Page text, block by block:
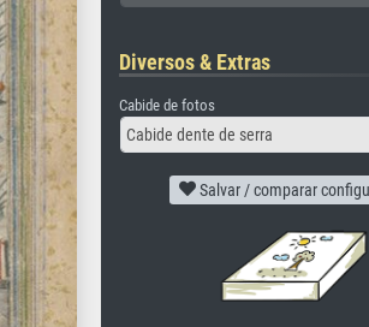
Diversos & Extras
Cabide de fotos
Cabide dente de serra
Salvar / comparar